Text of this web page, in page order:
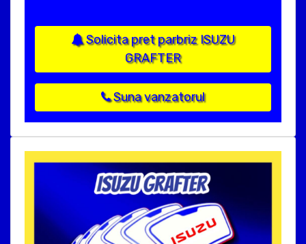
Solicita pret parbriz ISUZU
GRAFTER
Suna vanzatorul